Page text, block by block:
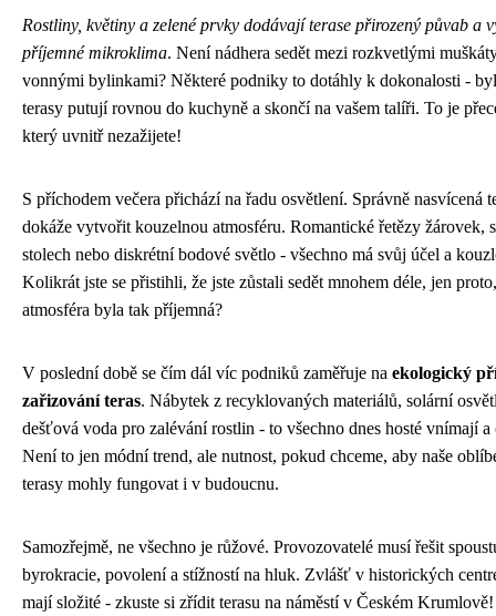
Rostliny, květiny a zelené prvky dodávají terase přirozený půvab a
příjemné mikroklima. Není nádhera sedět mezi rozkvetlými
vonnými bylinkami? Některé podniky to dotáhly k dokonalosti -
terasy putují rovnou do kuchyně a skončí na vašem talíři. To je
který uvnitř nezažijete!
S příchodem večera přichází na řadu osvětlení. Správně nasvícená
dokáže vytvořit kouzelnou atmosféru. Romantické řetězy žárovek,
stolech nebo diskrétní bodové světlo - všechno má svůj účel a
Kolikrát jste se přistihli, že jste zůstali sedět mnohem déle, jen
atmosféra byla tak příjemná?
V poslední době se čím dál víc podniků zaměřuje na ekologický
zařizování teras. Nábytek z recyklovaných materiálů, solární
dešťová voda pro zalévání rostlin - to všechno dnes hosté vnímají a
Není to jen módní trend, ale nutnost, pokud chceme, aby naše
terasy mohly fungovat i v budoucnu.
Samozřejmě, ne všechno je růžové. Provozovatelé musí řešit
byrokracie, povolení a stížností na hluk. Zvlášť v historických
mají složité - zkuste si zřídit terasu na náměstí v Českém